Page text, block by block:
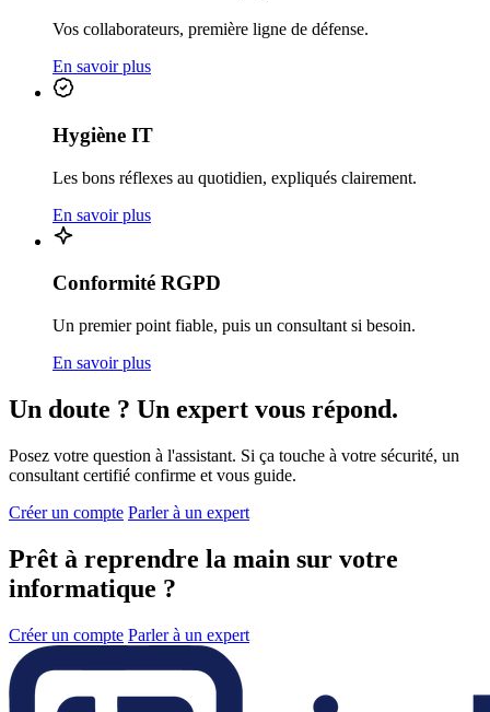
Vos collaborateurs, première ligne de défense.
En savoir plus
Hygiène IT
Les bons réflexes au quotidien, expliqués clairement.
En savoir plus
Conformité RGPD
Un premier point fiable, puis un consultant si besoin.
En savoir plus
Un doute ? Un expert vous répond.
Posez votre question à l'assistant. Si ça touche à votre sécurité, un
consultant certifié confirme et vous guide.
Créer un compte Parler à un expert
Prêt à reprendre la main sur votre
informatique ?
Créer un compte Parler à un expert